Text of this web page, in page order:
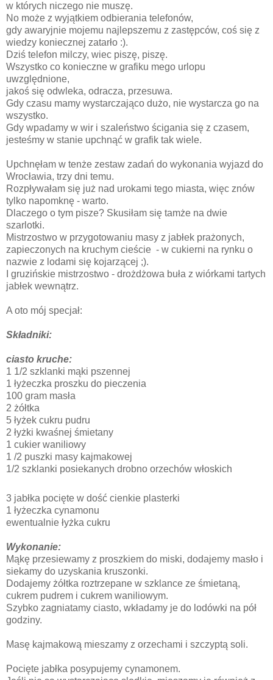
w których niczego nie muszę.
No może z wyjątkiem odbierania telefonów,
gdy awaryjnie mojemu najlepszemu z zastępców, coś się z
wiedzy koniecznej zatarło :).
Dziś telefon milczy, wiec piszę, piszę.
Wszystko co konieczne w grafiku mego urlopu
uwzględnione,
jakoś się odwleka, odracza, przesuwa.
Gdy czasu mamy wystarczająco dużo, nie wystarcza go na
wszystko.
Gdy wpadamy w wir i szaleństwo ścigania się z czasem,
jesteśmy w stanie upchnąć w grafik tak wiele.
Upchnęłam w tenże zestaw zadań do wykonania wyjazd do
Wrocławia, trzy dni temu.
Rozpływałam się już nad urokami tego miasta, więc znów
tylko napomknę - warto.
Dlaczego o tym pisze? Skusiłam się tamże na dwie
szarlotki.
Mistrzostwo w przygotowaniu masy z jabłek prażonych,
zapieczonych na kruchym cieście - w cukierni na rynku o
nazwie z lodami się kojarzącej ;).
I gruzińskie mistrzostwo - drożdżowa buła z wiórkami tartych
jabłek wewnątrz.
A oto mój specjał:
Składniki:
ciasto kruche:
1 1/2 szklanki mąki pszennej
1 łyżeczka proszku do pieczenia
100 gram masła
2 żółtka
5 łyżek cukru pudru
2 łyżki kwaśnej śmietany
1 cukier waniliowy
1 /2 puszki masy kajmakowej
1/2 szklanki posiekanych drobno orzechów włoskich
3 jabłka pocięte w dość cienkie plasterki
1 łyżeczka cynamonu
ewentualnie łyżka cukru
Wykonanie:
Mąkę przesiewamy z proszkiem do miski, dodajemy masło i
siekamy do uzyskania kruszonki.
Dodajemy żółtka roztrzepane w szklance ze śmietaną,
cukrem pudrem i cukrem waniliowym.
Szybko zagniatamy ciasto, wkładamy je do lodówki na pół
godziny.
Masę kajmakową mieszamy z orzechami i szczyptą soli.
Pocięte jabłka posypujemy cynamonem.